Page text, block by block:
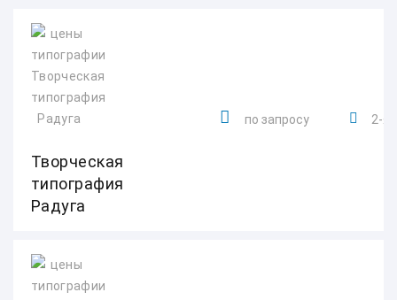
Творческая
типография
Радуга
по запросу 2-я